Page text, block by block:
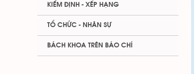
KIỂM ĐỊNH - XẾP HẠNG
TỔ CHỨC - NHÂN SỰ
BÁCH KHOA TRÊN BÁO CHÍ